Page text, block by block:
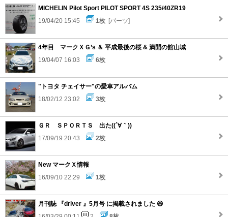
MICHELIN Pilot Sport PILOT SPORT 4S 235/40ZR19
19/04/20 15:45
1枚 [パーツ]
4年目 マークＸＧ’s ＆ 平成最後の桜 & 満開の館山城
19/04/07 16:03
6枚
"トヨタ チェイサー"の愛車アルバム
18/02/12 23:02
3枚
ＧＲ ＳＰＯＲＴＳ 出た((´∀｀))
17/09/19 20:43
2枚
New マークＸ情報
16/09/10 22:29
1枚
月刊誌 『driver 』5月号 に掲載されました 😃